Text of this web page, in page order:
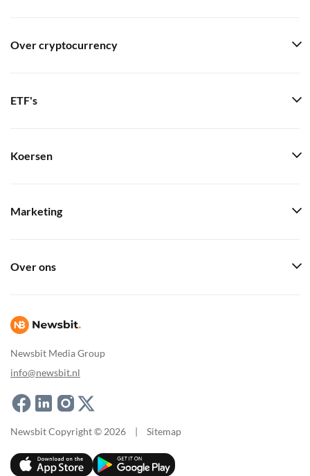
Newsbit Media Group
info@newsbit.nl
Over cryptocurrency
ETF's
Koersen
Marketing
Over ons
Newsbit Copyright © 2026 | Sitemap